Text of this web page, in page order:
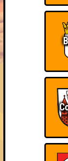
Kleiner Hinweis:
verlieren,
schließlich